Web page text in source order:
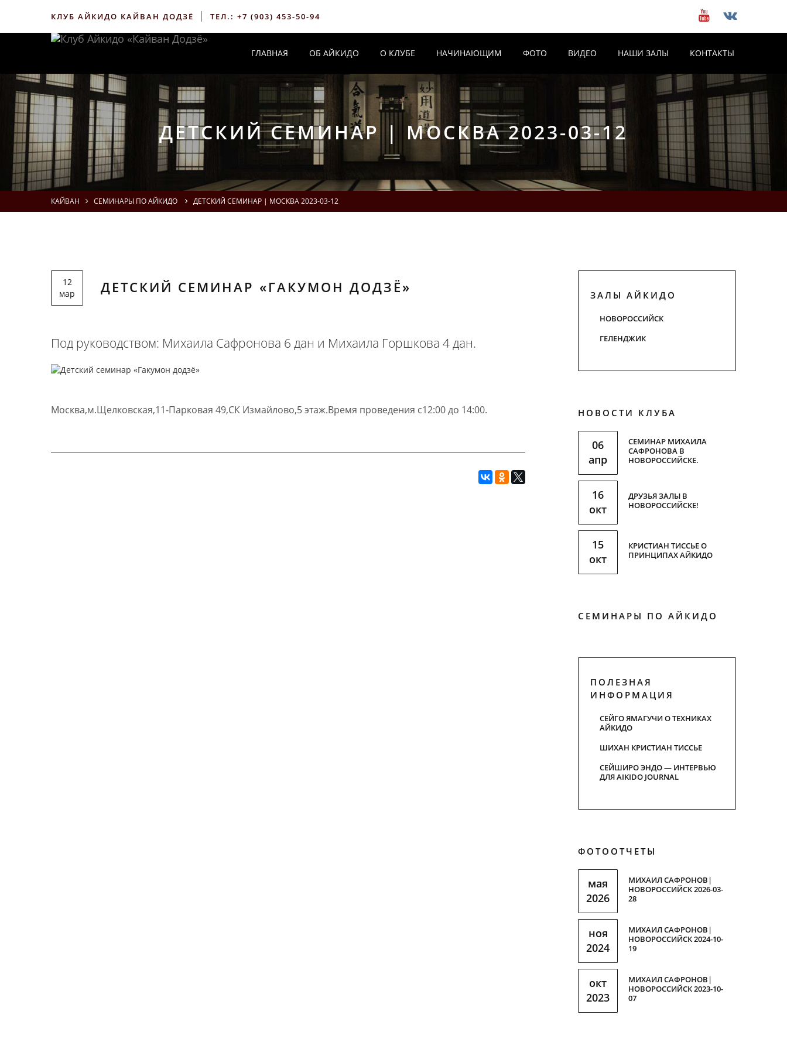
КЛУБ АЙКИДО КАЙВАН ДОДЗЁ ТЕЛ.:+7 (903) 453-50-94
ГЛАВНАЯ ОБ АЙКИДО О КЛУБЕ НАЧИНАЮЩИМ ФОТО ВИДЕО НАШИ ЗАЛЫ КОНТАКТЫ
ДЕТСКИЙ СЕМИНАР | МОСКВА 2023-03-12
КАЙВАН СЕМИНАРЫ ПО АЙКИДО ДЕТСКИЙ СЕМИНАР | МОСКВА 2023-03-12
12
мар
ДЕТСКИЙ СЕМИНАР «ГАКУМОН ДОДЗЁ»
Под руководством: Михаила Сафронова 6 дан и Михаила Горшкова 4 дан.
Москва,м.Щелковская,11-Парковая 49,СК Измайлово,5 этаж.Время проведения с12:00 до 14:00.
ЗАЛЫ АЙКИДО
НОВОРОССИЙСК
ГЕЛЕНДЖИК
НОВОСТИ КЛУБА
06
апр
СЕМИНАР МИХАИЛА
САФРОНОВА В
НОВОРОССИЙСКЕ.
16
окт
ДРУЗЬЯ ЗАЛЫ В
НОВОРОССИЙСКЕ!
15
окт
КРИСТИАН ТИССЬЕ О
ПРИНЦИПАХ АЙКИДО
СЕМИНАРЫ ПО АЙКИДО
ПОЛЕЗНАЯ
ИНФОРМАЦИЯ
СЕЙГО ЯМАГУЧИ О ТЕХНИКАХ
АЙКИДО
ШИХАН КРИСТИАН ТИСCЬЕ
СЕЙШИРО ЭНДО — ИНТЕРВЬЮ
ДЛЯ AIKIDO JOURNAL
ФОТООТЧЕТЫ
мая
2026
МИХАИЛ САФРОНОВ|
НОВОРОССИЙСК 2026-03-
28
ноя
2024
МИХАИЛ САФРОНОВ|
НОВОРОССИЙСК 2024-10-
19
окт
2023
МИХАИЛ САФРОНОВ|
НОВОРОССИЙСК 2023-10-
07